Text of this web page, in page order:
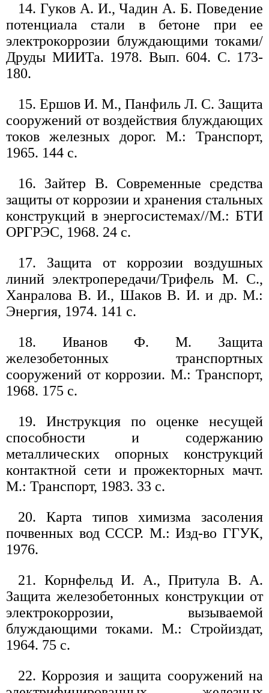
14. Гуков А. И., Чадин А. Б. Поведение
потенциала стали в бетоне при ее
электрокоррозии блуждающими токами/
Друды МИИТа. 1978. Вып. 604. С. 173-
180.
15. Ершов И. М., Панфиль Л. С. Защита
сооружений от воздействия блуждающих
токов железных дорог. М.: Транспорт,
1965. 144 с.
16. Зайтер В. Современные средства
защиты от коррозии и хранения стальных
конструкций в энергосистемах//М.: БТИ
ОРГРЭС, 1968. 24 с.
17. Защита от коррозии воздушных
линий электропередачи/Трифель М. С.,
Ханралова В. И., Шаков В. И. и др. М.:
Энергия, 1974. 141 с.
18. Иванов Ф. М. Защита
железобетонных транспортных
сооружений от коррозии. М.: Транспорт,
1968. 175 с.
19. Инструкция по оценке несущей
способности и содержанию
металлических опорных конструкций
контактной сети и прожекторных мачт.
М.: Транспорт, 1983. 33 с.
20. Карта типов химизма засоления
почвенных вод СССР. М.: Изд-во ГГУК,
1976.
21. Корнфельд И. А., Притула В. А.
Защита железобетонных конструкции от
электрокоррозии, вызываемой
блуждающими токами. М.: Стройиздат,
1964. 75 с.
22. Коррозия и защита сооружений на